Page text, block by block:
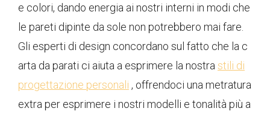
e colori, dando energia ai nostri interni in modi che
le pareti dipinte da sole non potrebbero mai fare.
Gli esperti di design concordano sul fatto che la c
arta da parati ci aiuta a esprimere la nostra stili di
progettazione personali , offrendoci una metratura
extra per esprimere i nostri modelli e tonalità più a